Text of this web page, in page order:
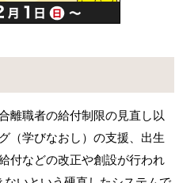
離職者の給付制限の見直し以
（学びなおし）の支援、出生
付などの改正や創設が行われ